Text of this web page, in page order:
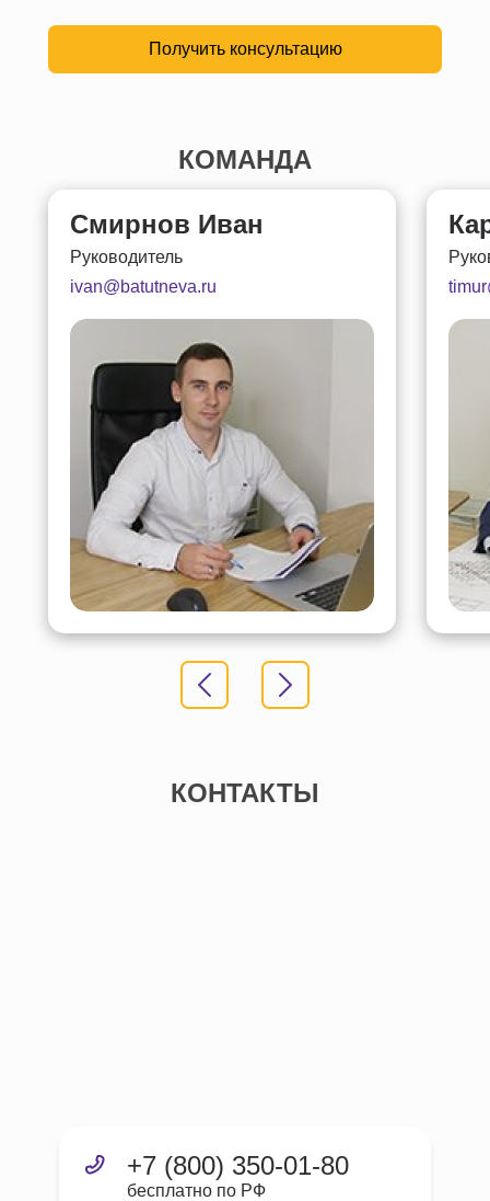
Получить консультацию
КОМАНДА
Смирнов Иван
Руководитель
ivan@batutneva.ru
КОНТАКТЫ
бесплатно по РФ
+7 (800) 350-01-80